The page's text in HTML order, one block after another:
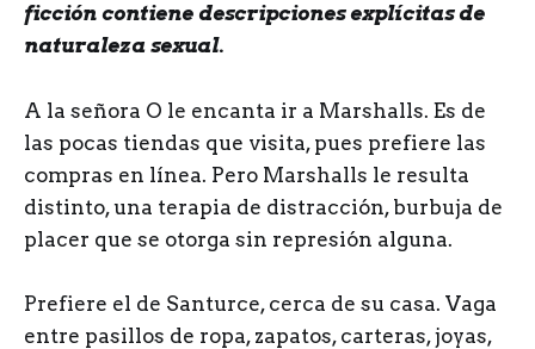
ficción contiene descripciones explícitas de
naturaleza sexual.
A la señora O le encanta ir a Marshalls. Es de
las pocas tiendas que visita, pues prefiere las
compras en línea. Pero Marshalls le resulta
distinto, una terapia de distracción, burbuja de
placer que se otorga sin represión alguna.
Prefiere el de Santurce, cerca de su casa. Vaga
entre pasillos de ropa, zapatos, carteras, joyas,